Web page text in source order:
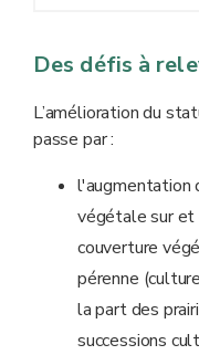
*** Nombre
Des défis à
L’amélioration du
passe par :
l'augmentation
végétale sur et
couverture
pérenne
la part des
successions